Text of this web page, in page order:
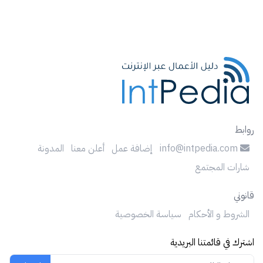
روابط
إضافة عمل أعلن معنا المدونة
شارات المجتمع
قانوني
الشروط و الأحكام سياسة الخصوصية
اشترك في قائمتنا البريدية